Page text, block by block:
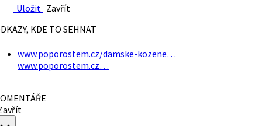
Uložit Zavřít
KDE TO SEHNAT
www.poporostem.cz/damske-kozene…
www.poporostem.cz…